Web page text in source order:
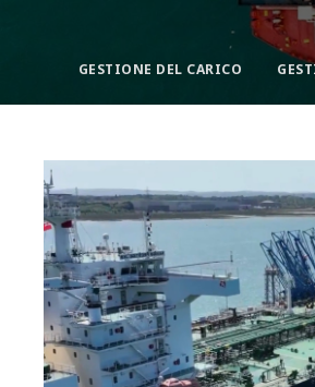
GESTIONE DEL CARICO